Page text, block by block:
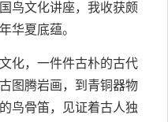
鸟文化讲座，我收获颇
华夏底蕴。
化，一件件古朴的古代
图腾岩画，到青铜器物
鸟骨笛，见证着古人独